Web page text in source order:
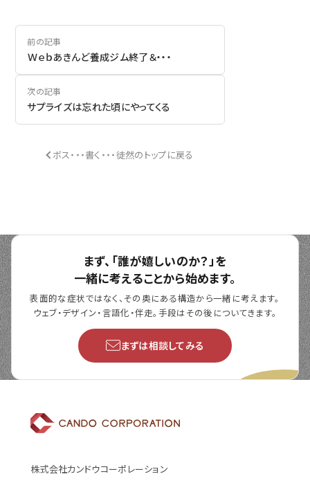
前の記事
Ｗｅｂあきんど養成ジム終了＆・・・
次の記事
サプライズは忘れた頃にやってくる
ボス・・・書く・・・徒然のトップに戻る
まず、「誰が嬉しいのか？」を
一緒に考えることから始めます。
表面的な症状ではなく、その奥にある構造から一緒に考えます。
ウェブ・デザイン・言語化・伴走。手段はその後についてきます。
まずは相談してみる
株式会社カンドウコーポレーション